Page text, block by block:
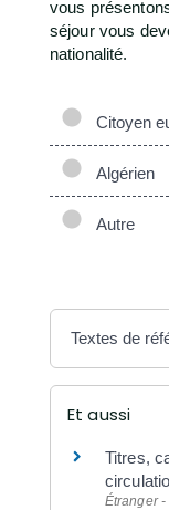
vous
séjour vous
nationalité.
Citoyen
Algérien
Autre
Textes de
Et aussi
Titres,
Étranger